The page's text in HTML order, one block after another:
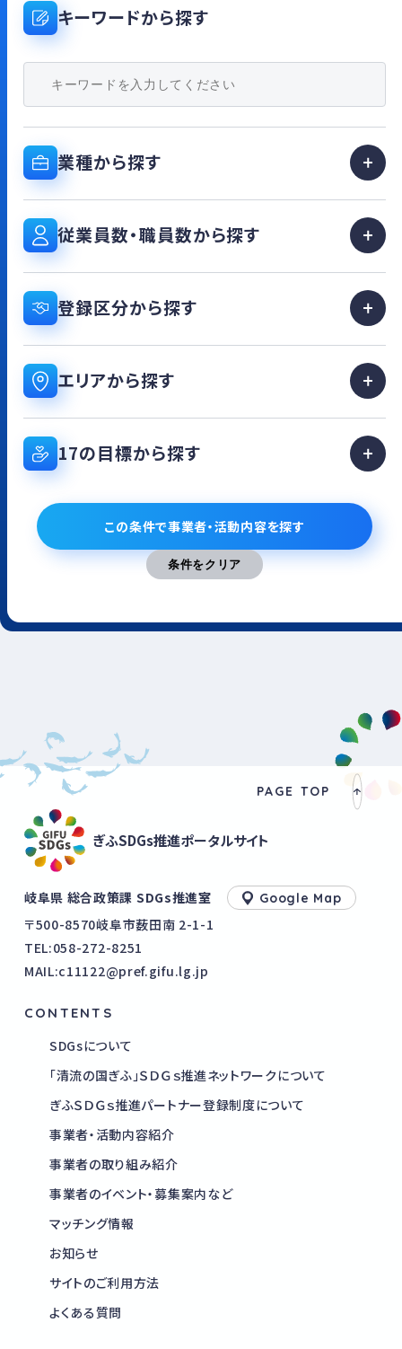
キーワードから探す
業種から探す
従業員数・職員数から探す
登録区分から探す
エリアから探す
17の目標から探す
この条件で事業者・活動内容を探す
PAGE TOP
ぎふSDGs推進ポータルサイト
岐阜県 総合政策課 SDGs推進室 Google Map
〒500-8570岐阜市薮田南 2-1-1
TEL:058-272-8251
MAIL:c11122@pref.gifu.lg.jp
CONTENTS
SDGsについて
「清流の国ぎふ」ＳＤＧｓ推進ネットワークについて
ぎふＳＤＧｓ推進パートナー登録制度について
事業者・活動内容紹介
事業者の取り組み紹介
事業者のイベント・募集案内など
マッチング情報
お知らせ
サイトのご利用方法
よくある質問